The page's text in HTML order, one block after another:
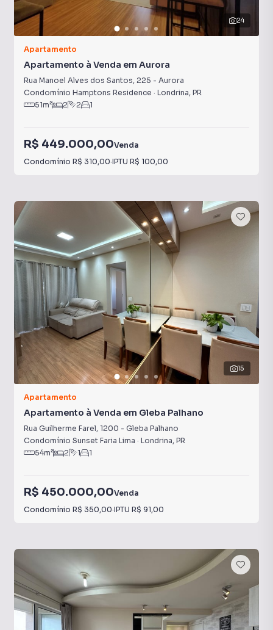
24
Apartamento
Apartamento à Venda em Aurora
Rua Manoel Alves dos Santos, 225 - Aurora
Condomínio Hamptons Residence · Londrina, PR
51m² 2 2 1
R$ 449.000,00Venda
Condomínio R$ 310,00·IPTU R$ 100,00
15
Apartamento
Apartamento à Venda em Gleba Palhano
Rua Guilherme Farel, 1200 - Gleba Palhano
Condomínio Sunset Faria Lima · Londrina, PR
54m² 2 1 1
R$ 450.000,00Venda
Condomínio R$ 350,00·IPTU R$ 91,00